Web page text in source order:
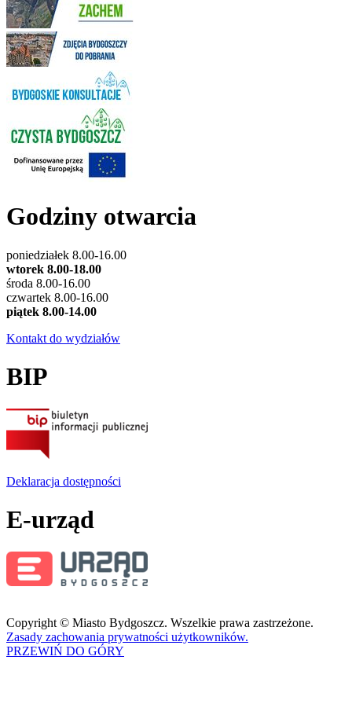
Godziny otwarcia
poniedziałek 8.00-16.00
wtorek 8.00-18.00
środa 8.00-16.00
czwartek 8.00-16.00
piątek 8.00-14.00
Kontakt do wydziałów
BIP
Deklaracja dostępności
E-urząd
Copyright © Miasto Bydgoszcz. Wszelkie prawa zastrzeżone.
Zasady zachowania prywatności użytkowników.
PRZEWIŃ DO GÓRY